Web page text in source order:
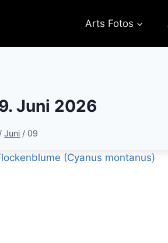
Arts Fotos
Juni 2026
/ Juni / 09